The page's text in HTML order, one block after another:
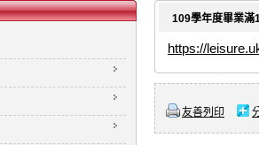
109學年度畢業滿
https://
友善列印